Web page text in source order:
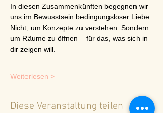
In diesen Zusammenkünften begegnen wir
uns im Bewusstsein bedingungsloser Liebe.
Nicht, um Konzepte zu verstehen. Sondern
um Räume zu öffnen – für das, was sich in
dir zeigen will.
Weiterlesen >
Diese Veranstaltung teilen